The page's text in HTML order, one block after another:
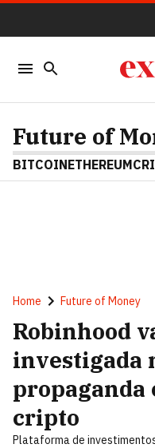
Future of
BITCOINETHEREUM
Home Future of Money
Robinhood
investigada
propaganda
cripto
Plataforma de